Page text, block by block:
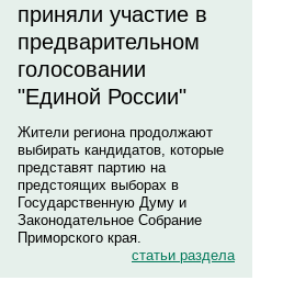
приняли участие в
предварительном
голосовании
"Единой России"
Жители региона продолжают
выбирать кандидатов, которые
представят партию на
предстоящих выборах в
Государственную Думу и
Законодательное Собрание
Приморского края.
статьи раздела